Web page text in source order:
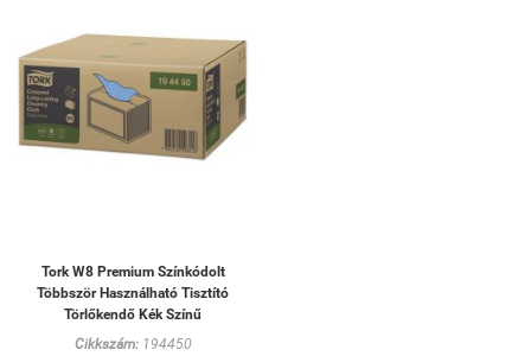
Tork W8 Premium Színkódolt
Többször Használható Tisztító
Törlőkendő Kék Színű
Cikkszám:194450